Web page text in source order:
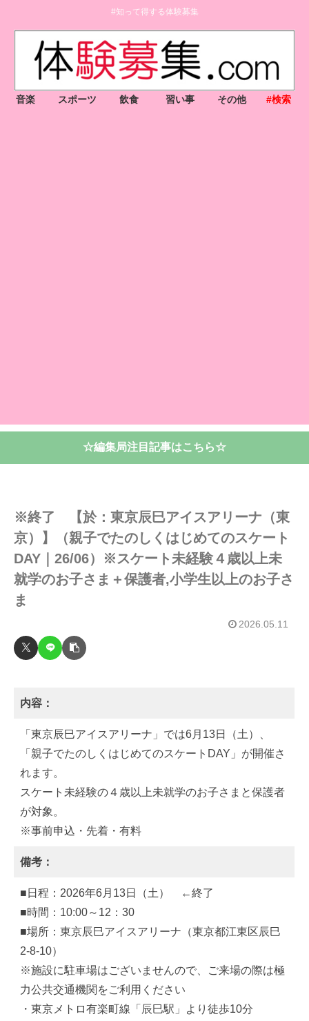
#知って得する体験募集
音楽 スポーツ 飲食 習い事 その他 #検索
☆編集局注目記事はこちら☆
※終了 【於：東京辰⺒アイスアリーナ（東
京）】（親子でたのしくはじめてのスケート
DAY｜26/06）※スケート未経験４歳以上未
就学のお子さま＋保護者,小学生以上のお子さ
ま
2026.05.11
内容：
「東京辰⺒アイスアリーナ」では6月13日（土）、
「親子でたのしくはじめてのスケートDAY」が開催さ
れます。
スケート未経験の４歳以上未就学のお子さまと保護者
が対象。
※事前申込・先着・有料
備考：
■日程：2026年6月13日（土） ←終了
■時間：10:00～12：30
■場所：東京辰⺒アイスアリーナ（東京都江東区辰⺒
2-8-10）
※施設に駐車場はございませんので、ご来場の際は極
力公共交通機関をご利用ください
・東京メトロ有楽町線「辰巳駅」より徒歩10分